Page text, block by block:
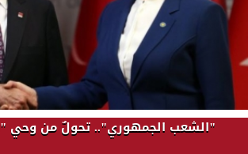
"الشعب الجمهوري".. تحولٌ من وحي